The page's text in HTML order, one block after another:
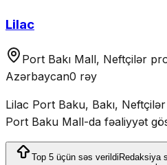
Lilac
Port Bakı Mall, Neftçilər
Azərbaycan0 rəy
Lilac Port Baku, Bakı,
Port Baku Mall-da fəaliyyət
Top 5 üçün səs verildi Redaksiya